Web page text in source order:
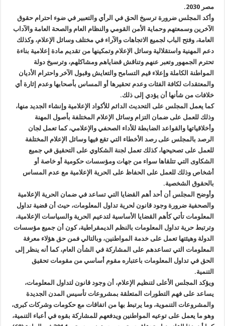
مصر 2030.
وأكد المجلس ضرورة ترسيخ الحق في الرأي والتعبير في ضوء احترام حقوق
الآخرين وسمعتهم وحماية الأمن القومي والنظام العام والصحة العامة والآداب
العامة، وفتح الباب لجميع الاتجاهات والآراء في مختلف وسائل الإعلام، وكذلك
دعم المهنية واستقلالية وسائل الإعلام وتمكينها من تقديم مادة إعلامية بناءة
تحترم الجمهور وتعبر عنهم وتناقش قضاياهم ومشاكلهم، وترسيخ دولة
المواطنة الكاملة وإعلاء قيم التسامح والتعايش وقبول الآخر واحترام الأديان
والمعتقدات لكافة الفئات وعدم تحقيرها أو المساس بأصحابها وعدم إثارة أي
خلافات من شأنها أن يؤدي إلى ذلك.
كما يعمل المجلس على التحديث الدائم للأكواد الإعلامية وإنشاء الجديد منها،
وذلك للعمل على ضمان التزام وسائل الإعلام المختلفة بأصول المهنة
وأخلاقياتها والقواعد الضابطة للأداء الصحفي والإعلامي، كما تعمل لجان
الرصد بالمجلس على رصد الأخطاء التي تقع فيها وسائل الإعلام المختلفة
للعمل على تصحيحها، كذلك تعمل لجنة الشكاوي على التحقيق في جميع
الشكاوى التي تتلقاها سواء من جهات ومؤسسات حكومية أو خاصة أو
أشخاص وذلك للعمل على الحفاظ على الحرية الإعلامية مع عدم المساس
بالحقوق الشخصية.
وأوضح المجلس أن أحد أهم القضايا التي تساعد في ضمان الحرية الإعلامية
والصحفية ضرورة وجود قانون لحرية تداول المعلومات، حيث أن قضية تداول
المعلومات تأتي كأهم القضايا الأساسية لتدعيم الحرية والسياسات الإعلامية،
وترتبط حرية تداول المعلومات بالنظم الديمقراطية، كون أن جميع مؤسسات
الدولة وهيئتها تعمل على خدمة المواطنين، وبالتالي فمن حق هؤلاء معرفة
المعلومات التي تساعدهم على المشاركة في الشأن العام، كما أنه ينظر إلى
الحق في تداول المعلومات باعتباره مقوم أساسي من مقومات تحقيق
التنمية.
ويؤكد المجلس الأعلى لتنظيم الإعلام، أن وجود قانون لتداول المعلومات،
يساعد على فهم التطورات المتعلقة بمشروعات تأسيس المدن الجديدة
والمشروعات التنموية، وما يرتبط بها من اتفاقات مع حكومات وشركات كبرى،
وهو ما يعمل على توعيه المواطنين ويدفعهم للمشاركة بقوه في أعباء التنمية،